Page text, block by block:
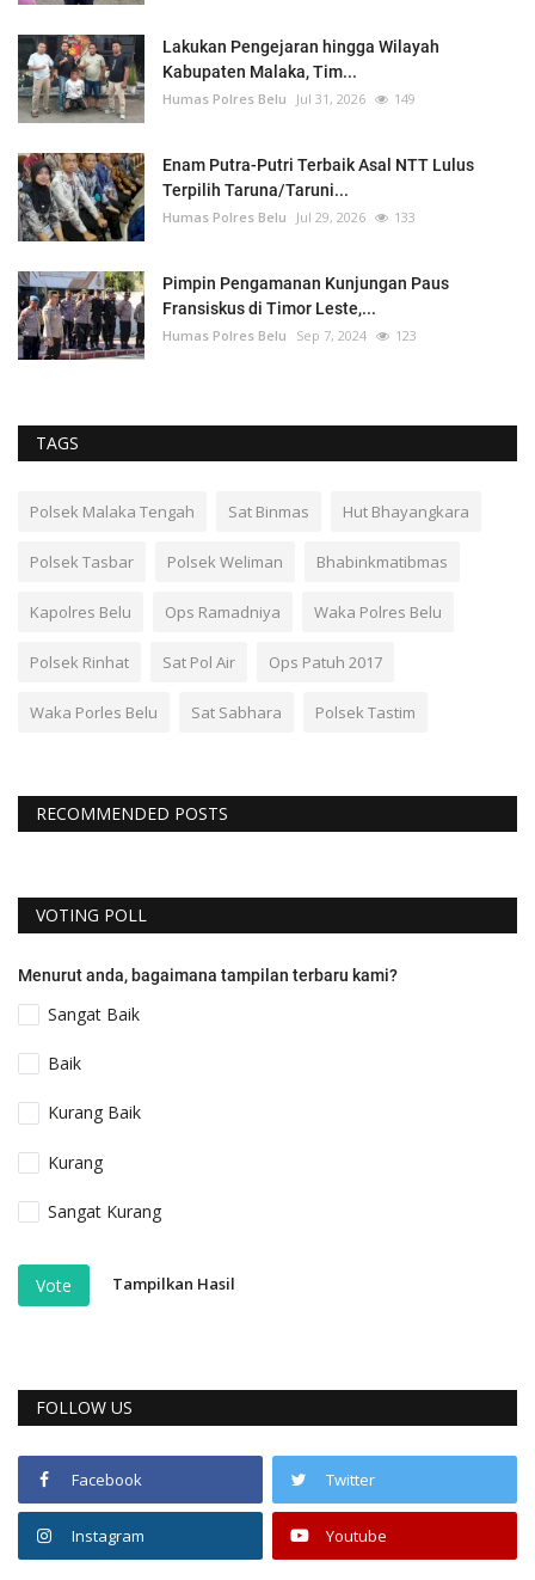
Lakukan Pengejaran hingga Wilayah
Kabupaten Malaka, Tim...
Humas Polres Belu Jul 31, 2026 149
Enam Putra-Putri Terbaik Asal NTT Lulus
Terpilih Taruna/Taruni...
Humas Polres Belu Jul 29, 2026 133
Pimpin Pengamanan Kunjungan Paus
Fransiskus di Timor Leste,...
Humas Polres Belu Sep 7, 2024 123
TAGS
Polsek Malaka Tengah Sat Binmas Hut Bhayangkara
Polsek Tasbar Polsek Weliman Bhabinkmatibmas
Kapolres Belu Ops Ramadniya Waka Polres Belu
Polsek Rinhat Sat Pol Air Ops Patuh 2017
Waka Porles Belu Sat Sabhara Polsek Tastim
RECOMMENDED POSTS
VOTING POLL
Menurut anda, bagaimana tampilan terbaru kami?
Sangat Baik
Baik
Kurang Baik
Kurang
Sangat Kurang
Vote Tampilkan Hasil
FOLLOW US
Facebook Twitter
Instagram Youtube